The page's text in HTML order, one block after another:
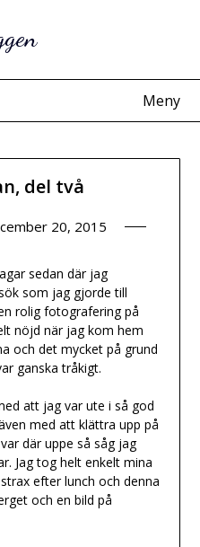
Meny
del två
20, 2015
sedan där jag
som jag gjorde till
rolig fotografering på
nöjd när jag kom hem
och det mycket på grund
ganska tråkigt.
att jag var ute i så god
med att klättra upp på
där uppe så såg jag
Jag tog helt enkelt mina
efter lunch och denna
och en bild på